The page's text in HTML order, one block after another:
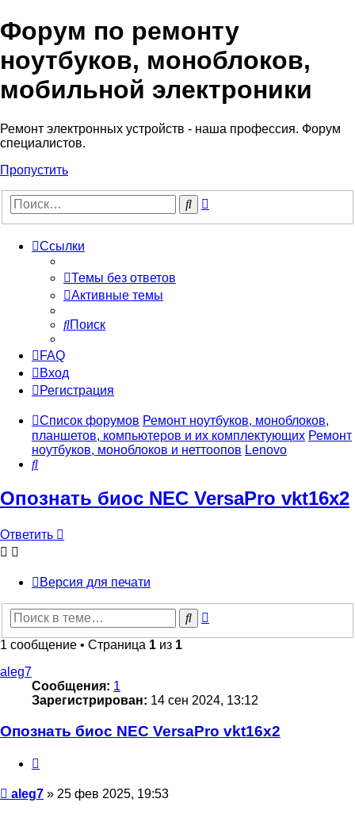
Регистрация
Форум по ремонту
ноутбуков, моноблоков,
мобильной электроники
Ремонт электронных устройств - наша профессия. Форум
специалистов.
Пропустить
Поиск
Ссылки
Темы без ответов
Активные темы
Поиск
FAQ
Вход
Регистрация
Список форумов Ремонт ноутбуков, моноблоков,
планшетов, компьютеров и их комплектующих Ремонт
ноутбуков, моноблоков и неттоопов Lenovo
Поиск
Опознать биос NEC VersaPro vkt16x2
Ответить
Ответить
Версия для печати
Поиск
1 сообщение • Страница 1 из 1
aleg7
Сообщения: 1
Зарегистрирован: 14 сен 2024, 13:12
Опознать биос NEC VersaPro vkt16x2
Сообщение
aleg7 » 25 фев 2025, 19:53